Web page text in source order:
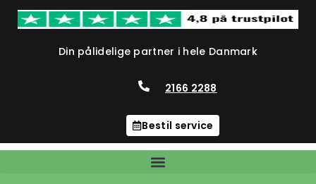
Din pålidelige partner i hele Danmark
2166 2288
Bestil service